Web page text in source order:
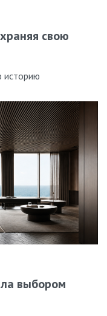
свою
историю
выбором